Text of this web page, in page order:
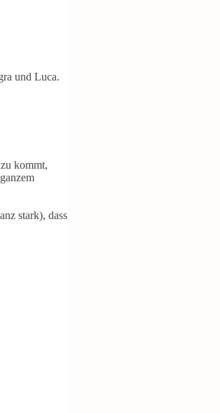
und Luca.
kommt,
stark), dass